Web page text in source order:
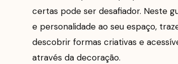
certas pode ser desafiador. Neste
e personalidade ao seu espaço,
descobrir formas criativas e
através da decoração.